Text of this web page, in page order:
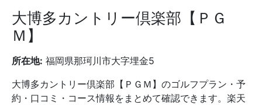
大博多カントリー倶楽部【ＰＧ
Ｍ】
所在地: 福岡県那珂川市大字埋金5
大博多カントリー倶楽部【ＰＧＭ】のゴルフプラン・予
約・口コミ・コース情報をまとめて確認できます。楽天